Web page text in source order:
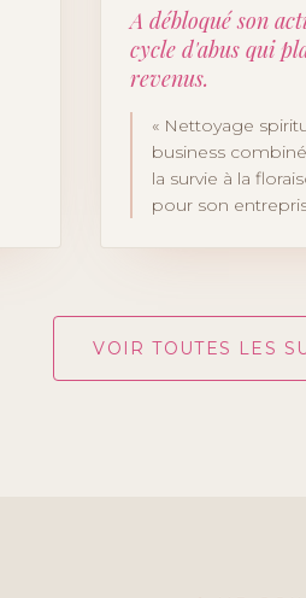
A débloqué son
cycle d'abus qui
revenus.
« Nettoyage
business
la survie à la
pour son
VOIR TOUTES LES